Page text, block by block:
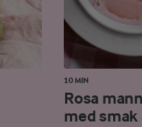
10 MIN
Rosa
med